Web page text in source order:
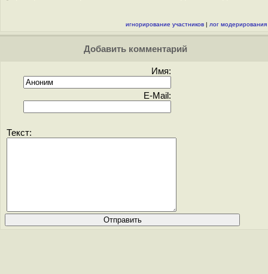
игнорирование участников | лог модерирования
Добавить комментарий
Имя:
E-Mail:
Текст: